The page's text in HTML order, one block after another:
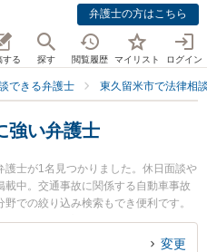
弁護士の方はこちら
する 探す 閲覧履歴 マイリスト ログイン
できる弁護士 東久留米市で法律相
強い弁護士
士が1名見つかりました。休日面談や
中。交通事故に関係する自動車事故
での絞り込み検索もでき便利です。
伸弁護士のプロフィール情報や弁護士
久留米市で土日や夜間に発生した死
変更